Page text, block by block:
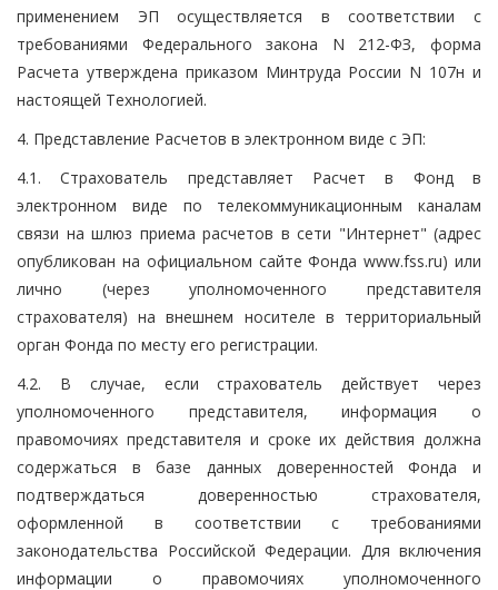
применением ЭП осуществляется в соответствии с
требованиями Федерального закона N 212-ФЗ, форма
Расчета утверждена приказом Минтруда России N 107н и
настоящей Технологией.
4. Представление Расчетов в электронном виде с ЭП:
4.1. Страхователь представляет Расчет в Фонд в
электронном виде по телекоммуникационным каналам
связи на шлюз приема расчетов в сети "Интернет" (адрес
опубликован на официальном сайте Фонда www.fss.ru) или
лично (через уполномоченного представителя
страхователя) на внешнем носителе в территориальный
орган Фонда по месту его регистрации.
4.2. В случае, если страхователь действует через
уполномоченного представителя, информация о
правомочиях представителя и сроке их действия должна
содержаться в базе данных доверенностей Фонда и
подтверждаться доверенностью страхователя,
оформленной в соответствии с требованиями
законодательства Российской Федерации. Для включения
информации о правомочиях уполномоченного